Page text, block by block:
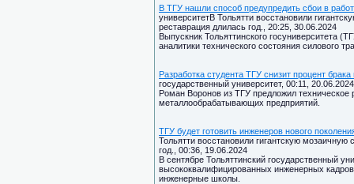
В ТГУ нашли способ предупредить сбои в
университетВ Тольятти восстановили
реставрация длилась год., 20:25, 30.06.2024
Выпускник Тольяттинского госуниверситета
аналитики технического состояния силового
Разработка студента ТГУ снизит процент
государственный университет, 00:11, 20.06.2024
Роман Воронов из ТГУ предложил техническое
металлообрабатывающих предприятий.
ТГУ будет готовить инженеров нового
Тольятти восстановили гигантскую
год., 00:36, 19.06.2024
В сентябре Тольяттинский государственный
высококвалифицированных инженерных
инженерные школы.